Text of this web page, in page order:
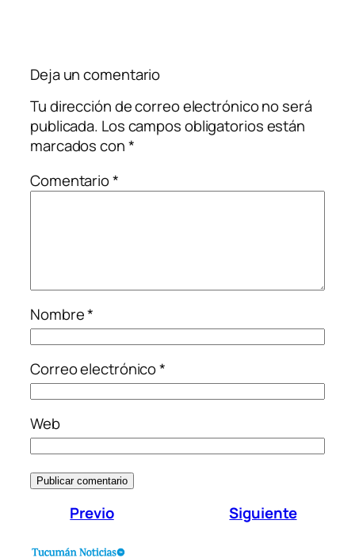
Deja un comentario
Tu dirección de correo electrónico no será
publicada. Los campos obligatorios están
marcados con*
Comentario*
Nombre*
Correo electrónico*
Web
Previo Siguiente